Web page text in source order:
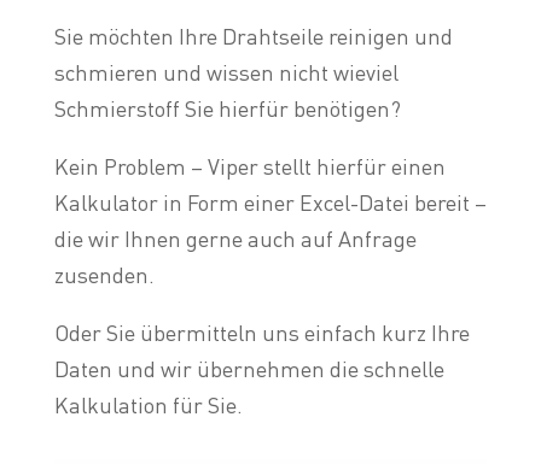
Sie möchten Ihre Drahtseile reinigen und
schmieren und wissen nicht wieviel
Schmierstoff Sie hierfür benötigen?
Kein Problem – Viper stellt hierfür einen
Kalkulator in Form einer Excel-Datei bereit –
die wir Ihnen gerne auch auf Anfrage
zusenden.
Oder Sie übermitteln uns einfach kurz Ihre
Daten und wir übernehmen die schnelle
Kalkulation für Sie.